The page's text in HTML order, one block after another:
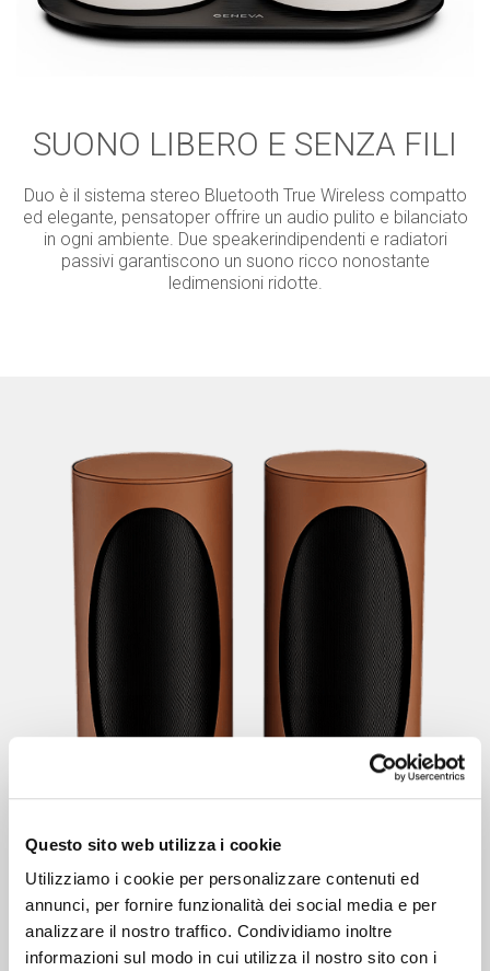
Questo sito web utilizza i cookie
Utilizziamo i cookie per personalizzare contenuti ed
annunci, per fornire funzionalità dei social media e per
analizzare il nostro traffico. Condividiamo inoltre
informazioni sul modo in cui utilizza il nostro sito con i
SUONO LIBERO E SENZA FILI
Duo è il sistema stereo Bluetooth True Wireless compatto
ed elegante, pensatoper offrire un audio pulito e bilanciato
in ogni ambiente. Due speakerindipendenti e radiatori
passivi garantiscono un suono ricco nonostante
ledimensioni ridotte.
RICARICA WIRELESS
INTEGRATA